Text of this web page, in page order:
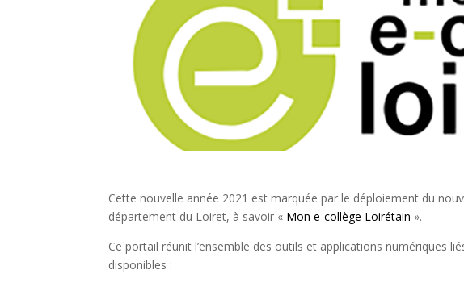
Cette nouvelle année 2021 est marquée par le déploiement du
département du Loiret, à savoir « Mon e-collège Loirétain ».
Ce portail réunit l’ensemble des outils et applications numériques
disponibles :